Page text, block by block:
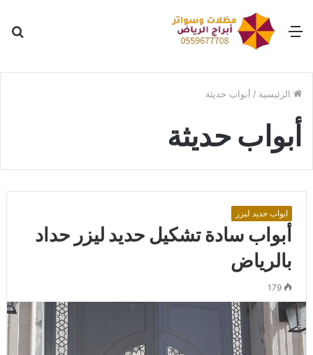
القائمة
الرئيسية / أبواب حديثة
أبواب حديثة
ابواب حديد ليزر
أبواب سادة تشكيل حديد ليزر حداد
بالرياض
179